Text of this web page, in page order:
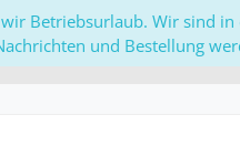
Betriebsurlaub. Wir sind
und Bestellung